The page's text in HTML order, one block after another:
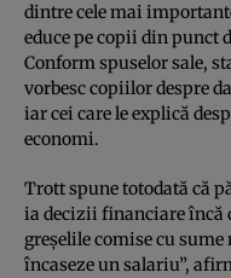
dintre cele mai
educe pe copii din punct
Conform spuselor sale,
vorbesc copiilor despre
iar cei care le explică
economi.
Trott spune totodată că
ia decizii financiare încă
greşelile comise cu
încaseze un salariu”,